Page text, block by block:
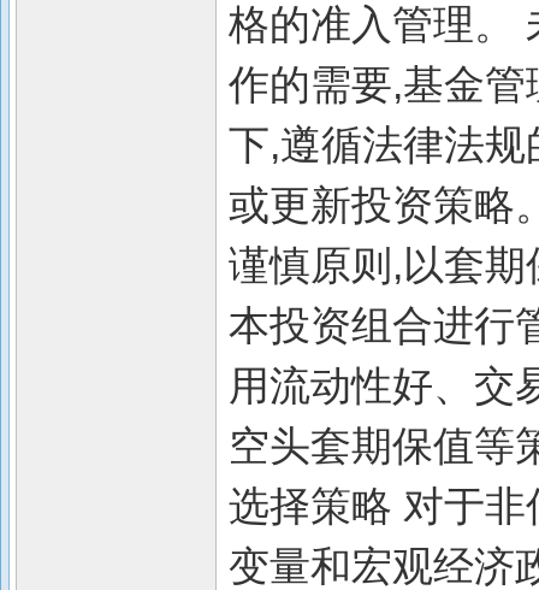
格的准入管理。
作的需要,基金
下,遵循法律法
或更新投资策略
谨慎原则,以套
本投资组合进行
用流动性好、交
空头套期保值等
选择策略 对于
变量和宏观经济